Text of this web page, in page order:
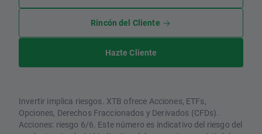
Rincón del Cliente
Hazte Cliente
Invertir implica riesgos. XTB ofrece Acciones, ETFs,
Opciones, Derechos Fraccionados y Derivados (CFDs).
Acciones: riesgo 6/6. Este número es indicativo del riesgo del